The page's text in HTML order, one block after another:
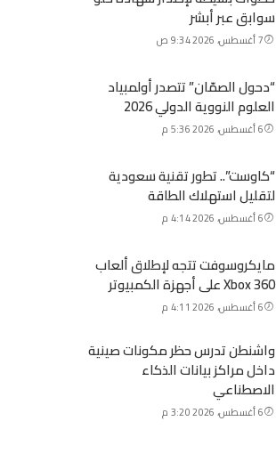
سوابق عبر أبشر
7 أغسطس، 2026 9:34 ص
“دحول الصمّان” تتصدر أولمبياد
العلوم النووية الدولي 2026
6 أغسطس، 2026 5:36 م
“كاوست”.. تطور تقنية سعودية
لتقليل استهلاك الطاقة
6 أغسطس، 2026 4:14 م
مايكروسوفت تتجه لإطلاق ألعاب
Xbox 360 على أجهزة الكمبيوتر
6 أغسطس، 2026 4:11 م
واشنطن تدرس حظر مكونات صينية
داخل مراكز بيانات الذكاء
الاصطناعي
6 أغسطس، 2026 3:20 م